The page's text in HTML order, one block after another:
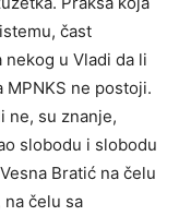
čast
u Vladi da li
MPNKS ne postoji.
ne, su znanje,
slobodu i slobodu
Bratić na čelu
čelu sa